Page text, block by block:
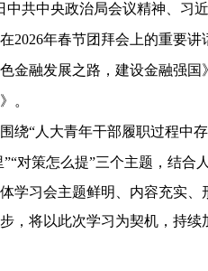
中共中央政治局会议精神、习
2026年春节团拜会上的重要
金融发展之路，建设金融强
。
绕“人大青年干部履职过程中
对策怎么提”三个主题，结合
学习会主题鲜明、内容充实
，将以此次学习为契机，持